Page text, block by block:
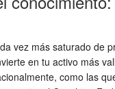
vez más saturado de
en tu activo más
como las